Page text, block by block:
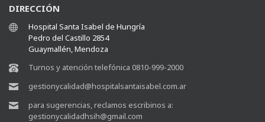
DIRECCIÓN
Hospital Santa Isabel de Hungría
Pedro del Castillo 2854
Guaymallén, Mendoza
Turnos y atención telefónica 0810-999-2000
gestionycalidad@hospitalsantaisabel.com.ar
para sugerencias, reclamos escribinos a:
gestionycalidadhsih@gmail.com